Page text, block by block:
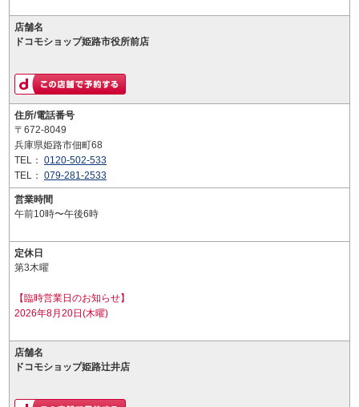
店舗名
ドコモショップ姫路市役所前店
住所/電話番号
〒672-8049
兵庫県姫路市佃町68
TEL： 0120-502-533
TEL： 079-281-2533
営業時間
午前10時〜午後6時
定休日
第3木曜
【臨時営業日のお知らせ】
2026年8月20日(木曜)
店舗名
ドコモショップ姫路辻井店